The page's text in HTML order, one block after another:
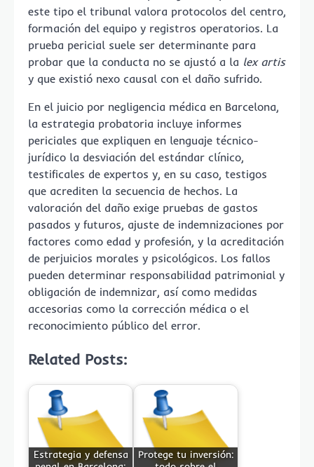
este tipo el tribunal valora protocolos del centro,
formación del equipo y registros operatorios. La
prueba pericial suele ser determinante para
probar que la conducta no se ajustó a la lex artis
y que existió nexo causal con el daño sufrido.
En el juicio por negligencia médica en Barcelona,
la estrategia probatoria incluye informes
periciales que expliquen en lenguaje técnico-
jurídico la desviación del estándar clínico,
testificales de expertos y, en su caso, testigos
que acrediten la secuencia de hechos. La
valoración del daño exige pruebas de gastos
pasados y futuros, ajuste de indemnizaciones por
factores como edad y profesión, y la acreditación
de perjuicios morales y psicológicos. Los fallos
pueden determinar responsabilidad patrimonial y
obligación de indemnizar, así como medidas
accesorias como la corrección médica o el
reconocimiento público del error.
Related Posts:
Estrategia y defensa
Protege tu inversión: